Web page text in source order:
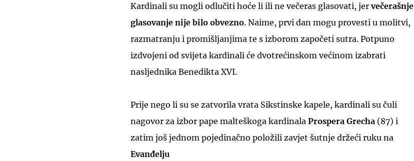
Kardinali su mogli odlučiti hoće li ili ne večeras glasovati, jervečerašnje
glasovanje nije bilo obvezno. Naime, prvi dan mogu provesti u molitvi,
razmatranju i promišljanjima te s izborom započeti sutra. Potpuno
izdvojeni od svijeta kardinali će dvotrećinskom većinom izabrati
nasljednika Benedikta XVI.
Prije nego li su se zatvorila vrata Sikstinske kapele, kardinali su čuli
nagovor za izbor pape malteškoga kardinala Prospera Grecha (87) i
zatim još jednom pojedinačno položili zavjet šutnje držeći ruku na
Evanđelju